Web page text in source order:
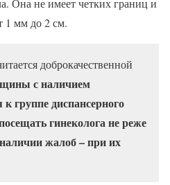
Она не имеет четких границ и
1 мм до 2 см.
доброкачественной
с наличием
к группе диспансерного
гинеколога не реже
жалоб – при их